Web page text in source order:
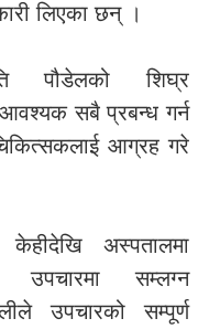
लिएका छन् ।
पौडेलको शिघ्र
आवश्यक सबै प्रबन्ध गर्न
आग्रह गरे
केहीदेखि अस्पतालमा
उपचारमा सम्लग्न
उपचारको सम्पूर्ण